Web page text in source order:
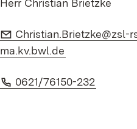
Herr Christian Brietzke
E-Mail:
Christian.Brietzke@zsl-
ma.kv.bwl.de
Phone:
0621/76150-232